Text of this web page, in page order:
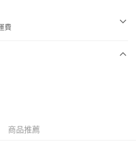
費
商品推薦